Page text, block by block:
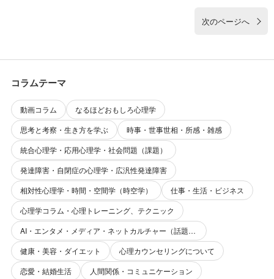
次のページへ
コラムテーマ
動画コラム
なるほどおもしろ心理学
思考と考察・生き方を学ぶ
時事・世事世相・所感・雑感
統合心理学・応用心理学・社会問題（課題）
発達障害・自閉症の心理学・広汎性発達障害
相対性心理学・時間・空間学（時空学）
仕事・生活・ビジネス
心理学コラム・心理トレーニング、テクニック
AI・エンタメ・メディア・ネットカルチャー（話題性・関心事）
健康・美容・ダイエット
心理カウンセリングについて
恋愛・結婚生活
人間関係・コミュニケーション